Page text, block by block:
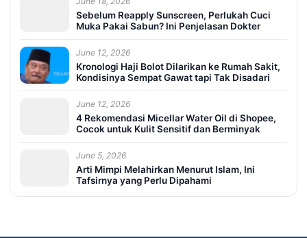
Sebelum Reapply Sunscreen, Perlukah Cuci
Muka Pakai Sabun? Ini Penjelasan Dokter
June 12, 2026
Kronologi Haji Bolot Dilarikan ke Rumah Sakit,
Kondisinya Sempat Gawat tapi Tak Disadari
June 12, 2026
4 Rekomendasi Micellar Water Oil di Shopee,
Cocok untuk Kulit Sensitif dan Berminyak
June 5, 2026
Arti Mimpi Melahirkan Menurut Islam, Ini
Tafsirnya yang Perlu Dipahami